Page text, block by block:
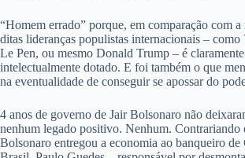
“Homem errado” porque, em comparação com a
ditas lideranças populistas internacionais –
Le Pen, ou mesmo Donald Trump – é
intelectualmente dotado. E foi também o que
na eventualidade de conseguir se apossar do
4 anos de governo de Jair Bolsonaro não
nenhum legado positivo. Nenhum. Contrariando
Bolsonaro entregou a economia ao banqueiro de